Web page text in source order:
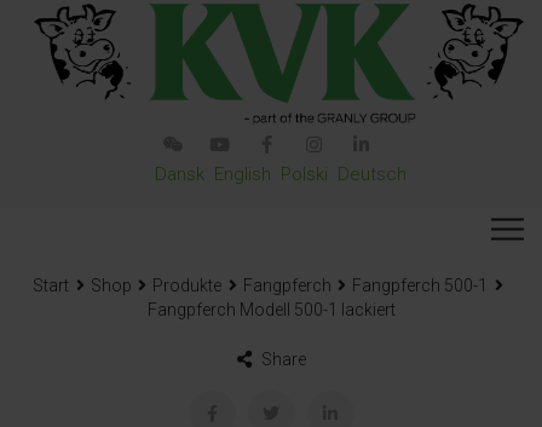
Dansk English Polski Deutsch
Start Shop Produkte Fangpferch
Fangpferch 500-1
Fangpferch Modell 500-1 lackiert
Share